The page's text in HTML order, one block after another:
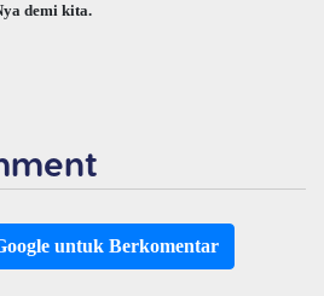
demi kita.
untuk Berkomentar